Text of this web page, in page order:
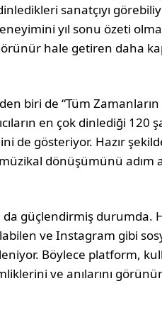
sanatçıyı
yıl sonu özeti
hale getiren daha
biri de “Tüm Zamanların
en çok dinlediği 120
de gösteriyor. Hazır
dönüşümünü
da güçlendirmiş durumda.
ve Instagram gibi
Böylece platform,
ve anılarını görünür